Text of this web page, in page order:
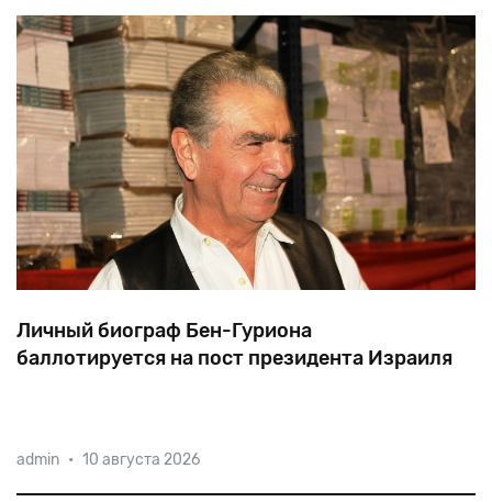
Личный биограф Бен-Гуриона
баллотируется на пост президента Израиля
Бар-Зохар объявил о своем намерении
баллотироваться на пост президента страны.
admin • 10 августа 2026